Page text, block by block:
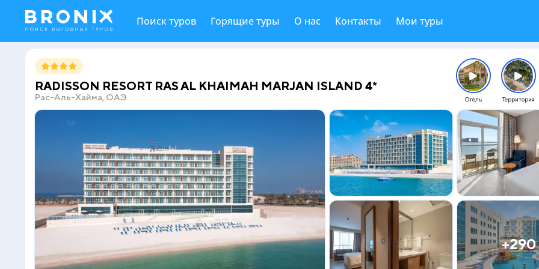
Поиск туров Горящие туры О нас Контакты Мои туры
RADISSON RESORT RAS AL KHAIMAH MARJAN ISLAND 4*
Рас-Аль-Хайма, ОАЭ Отель Территория
+290